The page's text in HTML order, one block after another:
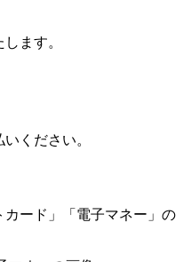
ます。
ください。
ード」「電子マネー」の